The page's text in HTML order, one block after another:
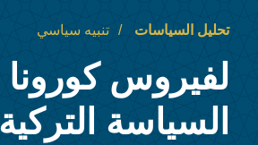
تحليل السياسات تنبيه سياسي
لفيروس
السياسة